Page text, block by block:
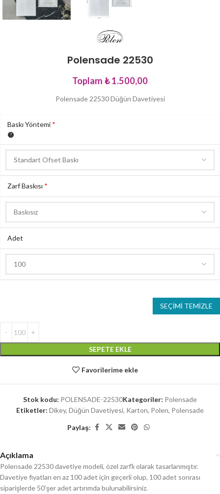
Polensade 22530
Toplam ₺ 1.500,00
Polensade 22530 Düğün Davetiyesi
Baskı Yöntemi *
Zarf Baskısı *
Adet
SEÇIMI TEMIZLE
SEPETE EKLE
Favorilerime ekle
Stok kodu: POLENSADE-22530Kategoriler: Polensade
Etiketler: Dikey, Düğün Davetiyesi, Karton, Polen, Polensade
Paylaş:
Açıklama
Polensade 22530 davetiye modeli, özel zarflı olarak tasarlanmıştır.
Davetiye fiyatları en az 100 adet için geçerli olup, 100 adet sonrası
siparişlerde 50’şer adet artırımda bulunabilirsiniz.